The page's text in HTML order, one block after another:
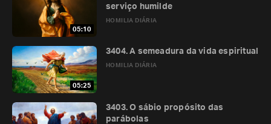
05:10
HOMILIA DIÁRIA
serviço humilde
05:25
HOMILIA DIÁRIA
3404. A semeadura da vida espiritual
3403. O sábio propósito das
parábolas